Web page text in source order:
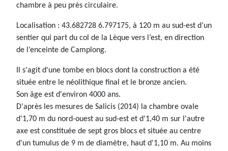
chambre à peu près circulaire.
Localisation : 43.682728 6.797175, à 120 m au sud-est d’un
sentier qui part du col de la Lèque vers l’est, en direction
de l’enceinte de Camplong.
Il s'agit d'une tombe en blocs dont la construction a été
située entre le néolithique final et le bronze ancien.
Son âge est d'environ 4000 ans.
D'après les mesures de Salicis (2014) la chambre ovale
d'1,70 m du nord-ouest au sud-est et d'1,40 m sur l'autre
axe est constituée de sept gros blocs et située au centre
d'un tumulus de 9 m de diamètre, haut d'1,10 m. Au moins